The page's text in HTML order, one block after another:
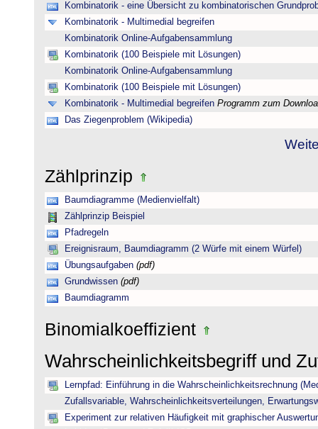
Kombinatorik - eine Übersicht zu kombinatorischen
Kombinatorik - Multimedial begreifen
Kombinatorik Online-Aufgabensammlung
Kombinatorik (100 Beispiele mit Lösungen)
Kombinatorik Online-Aufgabensammlung
Kombinatorik (100 Beispiele mit Lösungen)
Kombinatorik - Multimedial begreifen Programm zum
Das Ziegenproblem (Wikipedia)
Zählprinzip
Baumdiagramme (Medienvielfalt)
Zählprinzip Beispiel
Pfadregeln
Ereignisraum, Baumdiagramm (2 Würfe mit einem Würfel)
Übungsaufgaben (pdf)
Grundwissen (pdf)
Baumdiagramm
Binomialkoeffizient
Wahrscheinlichkeitsbegriff und
Lernpfad: Einführung in die Wahrscheinlichkeitsrechnung
Zufallsvariable, Wahrscheinlichkeitsverteilungen,
Experiment zur relativen Häufigkeit mit graphischer